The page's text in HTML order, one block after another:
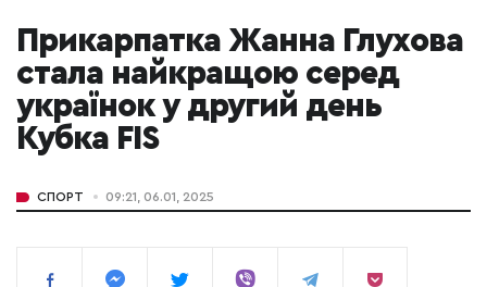
Прикарпатка Жанна Глухова
стала найкращою серед
українок у другий день
Кубка FIS
СПОРТ 09:21, 06.01, 2025